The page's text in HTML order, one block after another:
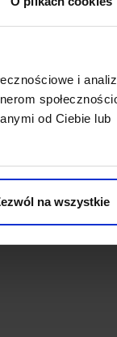
i
od Ciebie lub
na wszystkie